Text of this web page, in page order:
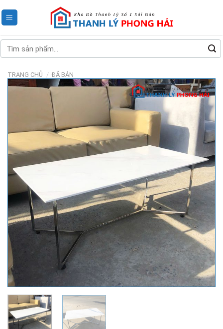
to
Tìm
kiếm:
TRANG CHỦ / ĐÃ BÁN